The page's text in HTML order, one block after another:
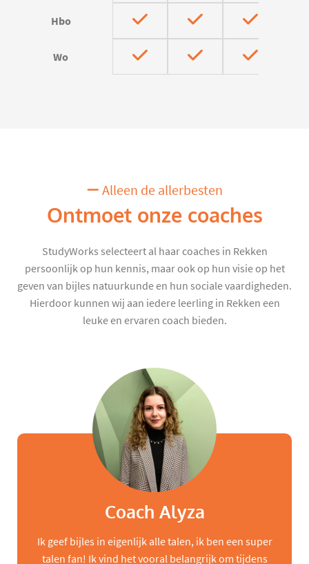
Hbo
Wo
Alleen de allerbesten
Ontmoet onze coaches
StudyWorks selecteert al haar coaches in Rekken
persoonlijk op hun kennis, maar ook op hun visie op het
geven van bijles natuurkunde en hun sociale vaardigheden.
Hierdoor kunnen wij aan iedere leerling in Rekken een
leuke en ervaren coach bieden.
Coach Alyza
Ik geef bijles in eigenlijk alle talen, ik ben een super
talen fan! Ik vind het vooral belangrijk om tijdens